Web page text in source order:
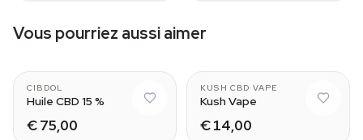
Vous pourriez aussi aimer
CIBDOL
Huile CBD 15 %
€ 75,00
KUSH CBD VAPE
Kush Vape
€ 14,00